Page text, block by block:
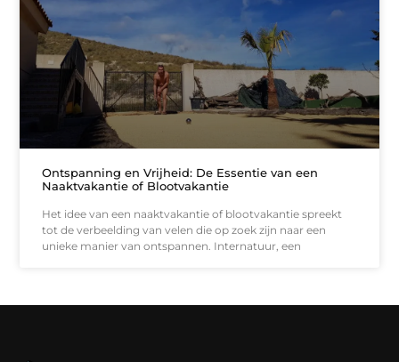
Ontspanning en Vrijheid: De Essentie van een
Naaktvakantie of Blootvakantie
Het idee van een naaktvakantie of blootvakantie spreekt
tot de verbeelding van velen die op zoek zijn naar een
unieke manier van ontspannen. Internatuur, een